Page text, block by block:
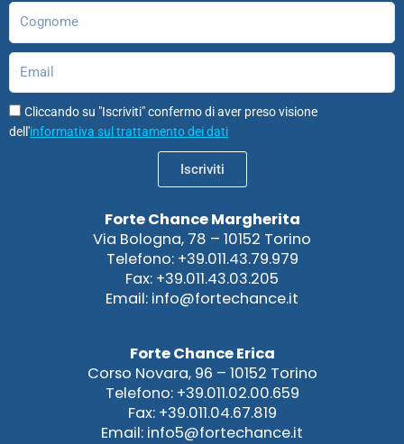
Cliccando su "Iscriviti" confermo di aver preso visione
dell'informativa sul trattamento dei dati
Iscriviti
Forte Chance Margherita
Via Bologna, 78 – 10152 Torino
Telefono: +39.011.43.79.979
Fax: +39.011.43.03.205
Email: info@fortechance.it
Forte Chance Erica
Corso Novara, 96 – 10152 Torino
Telefono: +39.011.02.00.659
Fax: +39.011.04.67.819
Email: info5@fortechance.it